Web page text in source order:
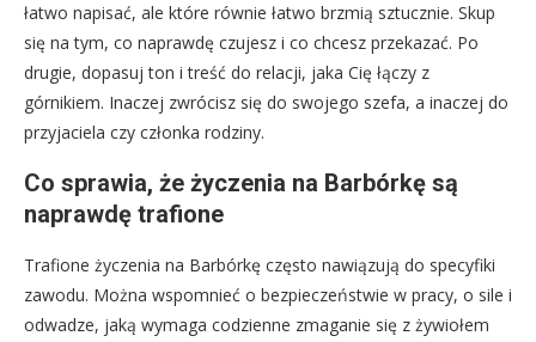
łatwo napisać, ale które równie łatwo brzmią sztucznie. Skup
się na tym, co naprawdę czujesz i co chcesz przekazać. Po
drugie, dopasuj ton i treść do relacji, jaka Cię łączy z
górnikiem. Inaczej zwrócisz się do swojego szefa, a inaczej do
przyjaciela czy członka rodziny.
Co sprawia, że życzenia na Barbórkę są
naprawdę trafione
Trafione życzenia na Barbórkę często nawiązują do specyfiki
zawodu. Można wspomnieć o bezpieczeństwie w pracy, o sile i
odwadze, jaką wymaga codzienne zmaganie się z żywiołem